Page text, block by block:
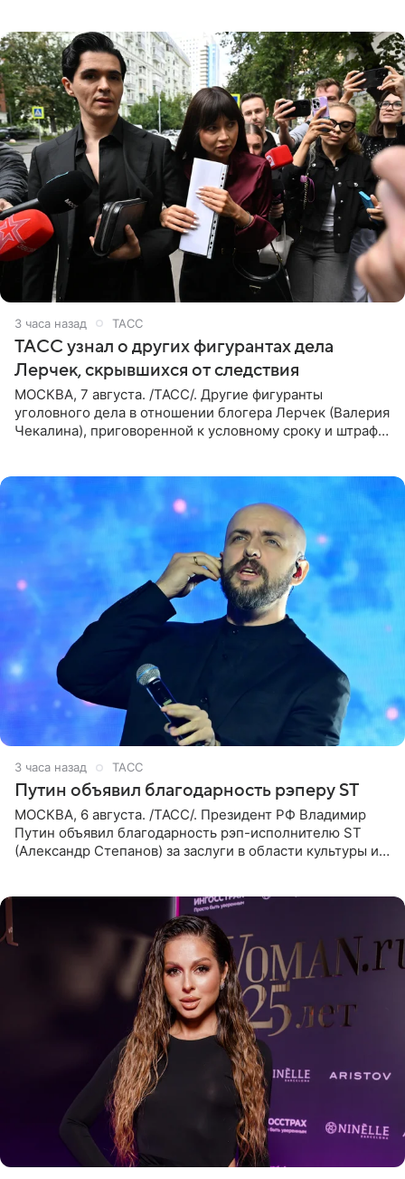
3 часа назад ТАСС
ТАСС узнал о других фигурантах дела
Лерчек, скрывшихся от следствия
МОСКВА, 7 августа. /ТАСС/. Другие фигуранты
уголовного дела в отношении блогера Лерчек (Валерия
Чекалина), приговоренной к условному сроку и штрафу,
3 часа назад ТАСС
Путин объявил благодарность рэперу ST
МОСКВА, 6 августа. /ТАСС/. Президент РФ Владимир
Путин объявил благодарность рэп-исполнителю ST
(Александр Степанов) за заслуги в области культуры и